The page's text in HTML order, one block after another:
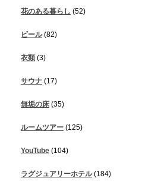
花のある暮らし (52)
ビール(82)
衣類 (3)
サウナ (17)
無垢の床 (35)
ルームツアー (125)
YouTube (104)
ラグジュアリーホテル(184)